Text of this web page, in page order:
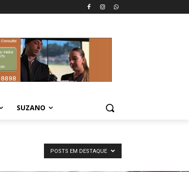
SUZANO
POSTS EM DESTAQUE